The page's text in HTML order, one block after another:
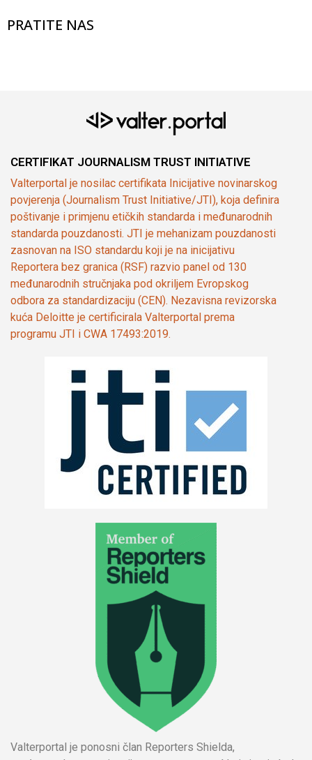
PRATITE NAS
CERTIFIKAT JOURNALISM TRUST INITIATIVE
Valterportal je nosilac certifikata Inicijative novinarskog
povjerenja (Journalism Trust Initiative/JTI), koja definira
poštivanje i primjenu etičkih standarda i međunarodnih
standarda pouzdanosti. JTI je mehanizam pouzdanosti
zasnovan na ISO standardu koji je na inicijativu
Reportera bez granica (RSF) razvio panel od 130
međunarodnih stručnjaka pod okriljem Evropskog
odbora za standardizaciju (CEN). Nezavisna revizorska
kuća Deloitte je certificirala Valterportal prema
programu JTI i CWA 17493:2019.
Valterportal je ponosni član Reporters Shielda,